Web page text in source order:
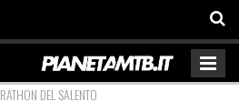
DEL SALENTO